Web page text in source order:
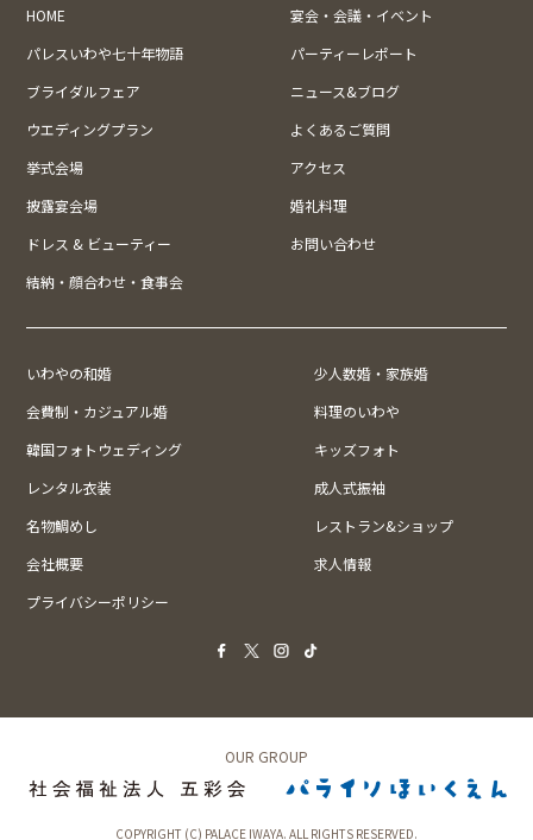
HOME
宴会・会議・イベント
パレスいわや七十年物語
パーティーレポート
ブライダルフェア
ニュース&ブログ
ウエディングプラン
よくあるご質問
挙式会場
アクセス
披露宴会場
婚礼料理
ドレス & ビューティー
お問い合わせ
結納・顔合わせ・食事会
いわやの和婚
少人数婚・家族婚
会費制・カジュアル婚
料理のいわや
韓国フォトウェディング
キッズフォト
レンタル衣装
成人式振袖
名物鯛めし
レストラン&ショップ
会社概要
求人情報
プライバシーポリシー
OUR GROUP
COPYRIGHT (C) PALACE IWAYA. ALL RIGHTS RESERVED.